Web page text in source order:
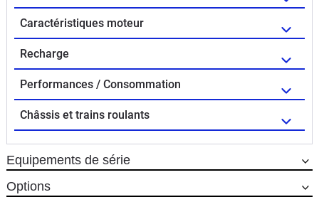
Caractéristiques moteur
Recharge
Performances / Consommation
Châssis et trains roulants
Equipements de série
Options